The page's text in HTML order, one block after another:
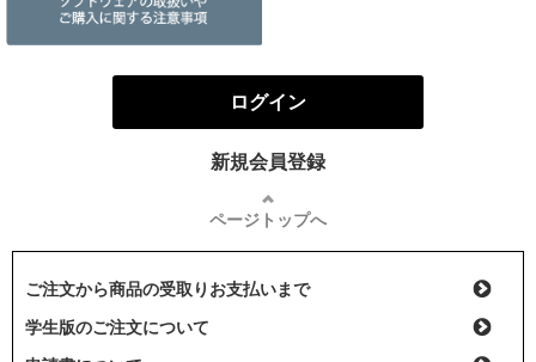
ログイン
新規会員登録
ページトップへ
ご注文から商品の受取りお支払いまで
学生版のご注文について